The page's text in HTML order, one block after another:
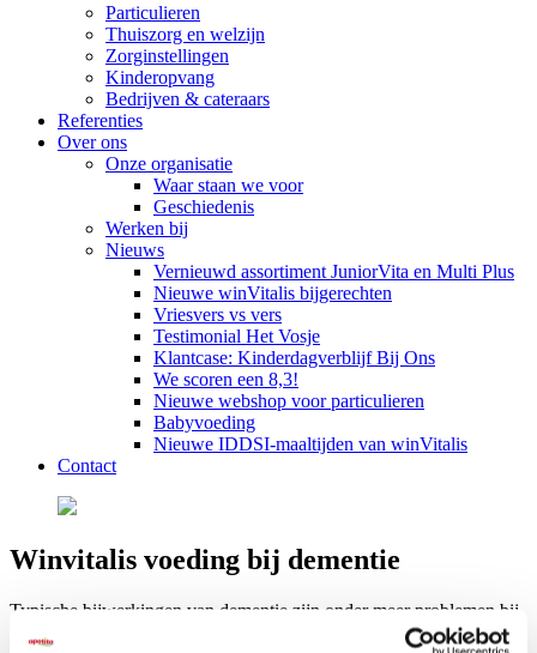
Particulieren
Thuiszorg en welzijn
Zorginstellingen
Kinderopvang
Bedrijven & cateraars
Referenties
Over ons
Onze organisatie
Waar staan we voor
Geschiedenis
Werken bij
Nieuws
Vernieuwd assortiment JuniorVita en Multi Plus
Nieuwe winVitalis bijgerechten
Vriesvers vs vers
Testimonial Het Vosje
Klantcase: Kinderdagverblijf Bij Ons
We scoren een 8,3!
Nieuwe webshop voor particulieren
Babyvoeding
Nieuwe IDDSI-maaltijden van winVitalis
Contact
Winvitalis voeding bij dementie
Typische bijwerkingen van dementie zijn onder meer problemen bij
het eten en drinken. Veel mensen met dementie krijgen op den duur